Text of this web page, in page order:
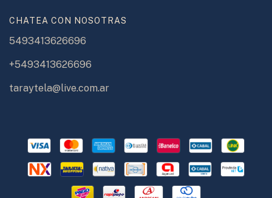
CHATEA CON NOSOTRAS
5493413626696
+5493413626696
taraytela@live.com.ar